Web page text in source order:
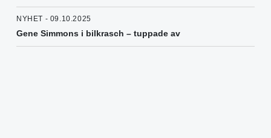
NYHET - 09.10.2025
Gene Simmons i bilkrasch – tuppade av